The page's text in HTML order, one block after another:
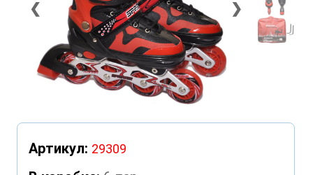
❮ ❯
Артикул: 29309